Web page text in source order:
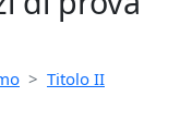
Titolo II